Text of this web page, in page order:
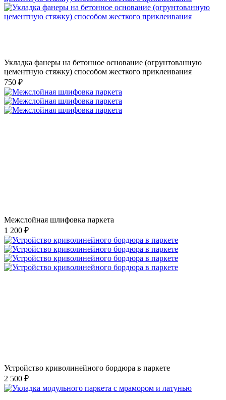
Укладка фанеры на бетонное основание (огрунтованную
цементную стяжку) способом жесткого приклеивания
750 ₽
Межслойная шлифовка паркета
1 200 ₽
Устройство криволинейного бордюра в паркете
2 500 ₽